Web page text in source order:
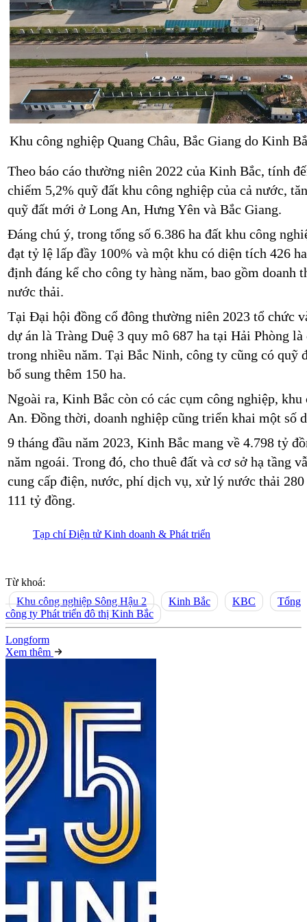
Khu công nghiệp Quang Châu, Bắc Giang do Kinh
Theo báo cáo thường niên 2022 của Kinh Bắc, tính
chiếm 5,2% quỹ đất khu công nghiệp của cả nước,
quỹ đất mới ở Long An, Hưng Yên và Bắc Giang.
Đáng chú ý, trong tổng số 6.386 ha đất khu công
đạt tỷ lệ lấp đầy 100% và một khu có diện tích 426
định đáng kể cho công ty hàng năm, bao gồm doanh
nước thải.
Tại Đại hội đồng cổ đông thường niên 2023 tổ chức
dự án là Tràng Duệ 3 quy mô 687 ha tại Hải Phòng
trong nhiều năm. Tại Bắc Ninh, công ty cũng có
bổ sung thêm 150 ha.
Ngoài ra, Kinh Bắc còn có các cụm công nghiệp,
An. Đồng thời, doanh nghiệp cũng triển khai một
9 tháng đầu năm 2023, Kinh Bắc mang về 4.798 tỷ
năm ngoái. Trong đó, cho thuê đất và cơ sở hạ tầng
cung cấp điện, nước, phí dịch vụ, xử lý nước thải
111 tỷ đồng.
Tạp chí Điện tử Kinh doanh & Phát triển
Từ khoá:
Khu công nghiệp Sông Hậu 2
Kinh Bắc KBC
Tổng
công ty Phát triển đô thị Kinh Bắc
Longform
Xem thêm